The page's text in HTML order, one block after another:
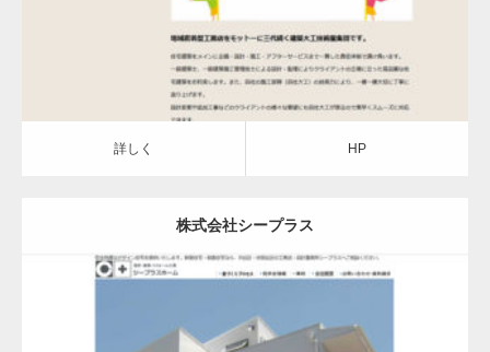
詳しく HP
株式会社シープラス